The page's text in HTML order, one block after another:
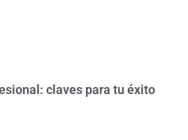
claves para tu éxito